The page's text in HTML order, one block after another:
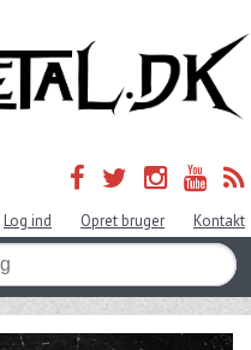
Log ind Opret bruger Kontakt